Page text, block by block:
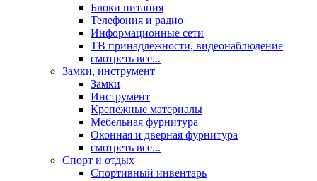
Блоки питания
Телефония и радио
Информационные сети
ТВ принадлежности, видеонаблюдение
смотреть все...
Замки, инструмент
Замки
Инструмент
Крепежные материалы
Мебельная фурнитура
Оконная и дверная фурнитура
смотреть все...
Спорт и отдых
Спортивный инвентарь